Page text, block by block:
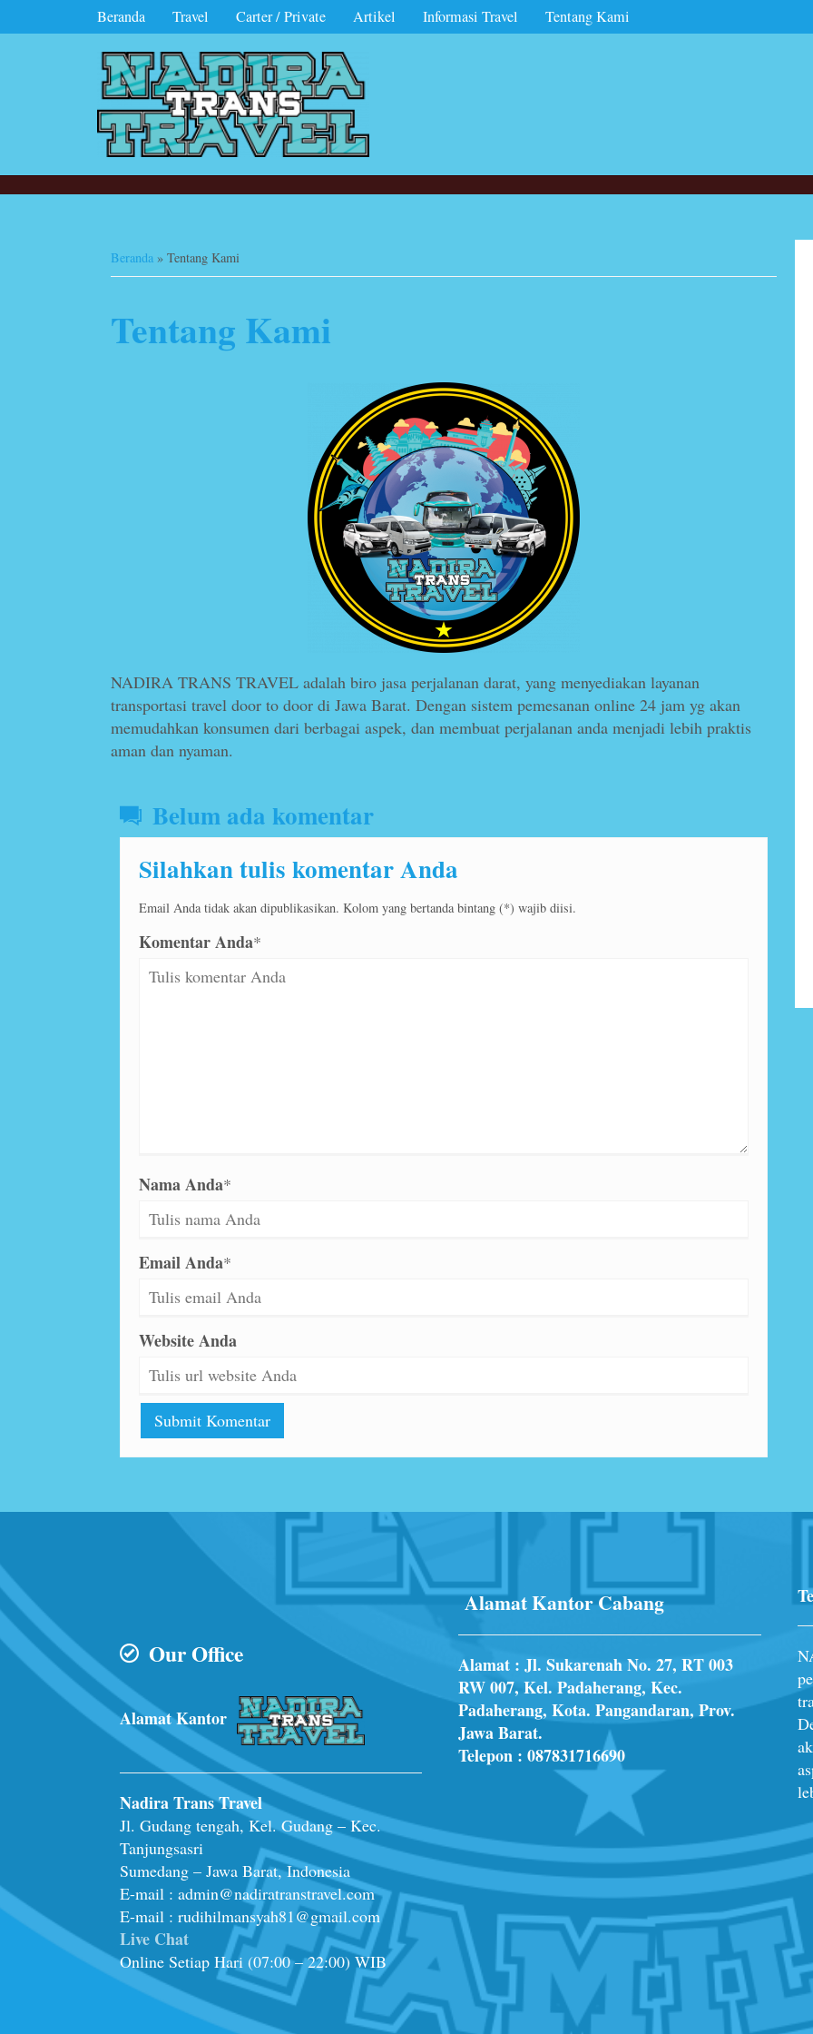
Beranda Travel Carter / Private Artikel Informasi Travel Tentang Kami
Beranda » Tentang Kami
Tentang Kami
NADIRA TRANS TRAVEL adalah biro jasa perjalanan darat, yang menyediakan layanan
transportasi travel door to door di Jawa Barat. Dengan sistem pemesanan online 24 jam yg akan
memudahkan konsumen dari berbagai aspek, dan membuat perjalanan anda menjadi lebih praktis
aman dan nyaman.
Belum ada komentar
Silahkan tulis komentar Anda
Email Anda tidak akan dipublikasikan. Kolom yang bertanda bintang (*) wajib diisi.
Komentar Anda*
Nama Anda*
Email Anda*
Website Anda
Travel Pangandaran Bandara
*Mulai 350.000 /
Our Office
Alamat Kantor
Nadira Trans Travel
Jl. Gudang tengah, Kel. Gudang – Kec.
Tanjungsasri
Sumedang – Jawa Barat, Indonesia
E-mail : admin@nadiratranstravel.com
E-mail : rudihilmansyah81@gmail.com
Live Chat
Online Setiap Hari (07:00 – 22:00) WIB
Alamat Kantor Cabang
Alamat : Jl. Sukarenah No. 27, RT 003
RW 007, Kel. Padaherang, Kec.
Padaherang, Kota. Pangandaran, Prov.
Jawa Barat.
Telepon :087831716690